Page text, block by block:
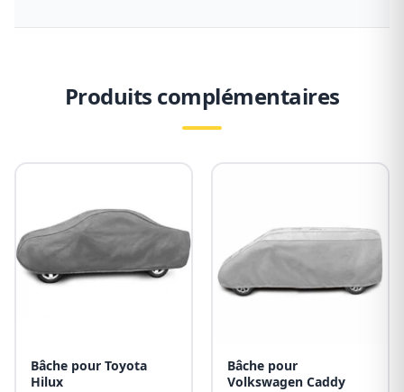
Produits complémentaires
Bâche pour Toyota
Hilux
Bâche pour
Volkswagen Caddy